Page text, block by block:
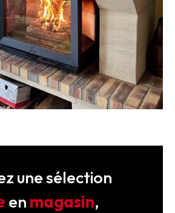
une sélection
en magasin,